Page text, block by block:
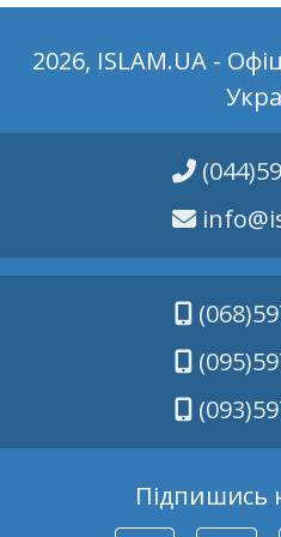
2026, ISLAM.UA -
Підпишись